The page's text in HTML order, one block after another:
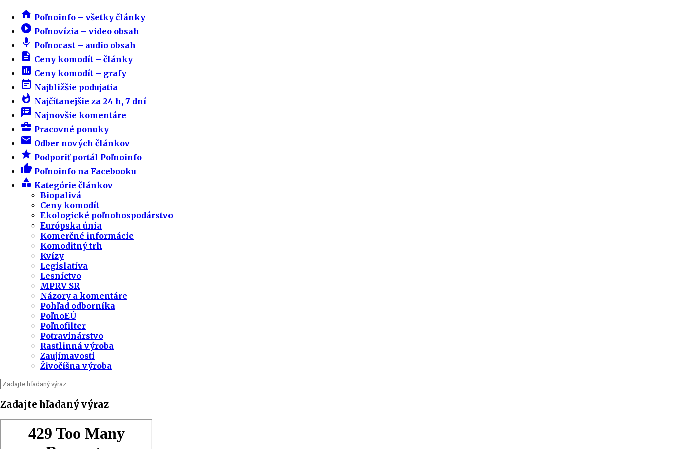
home Poľnoinfo – všetky články
play_circle_filled Poľnovízia – video obsah
mic Poľnocast – audio obsah
description Ceny komodít – články
insert_chart Ceny komodít – grafy
event_note Najbližšie podujatia
whatshot Najčítanejšie za 24 h, 7 dní
speaker_notes Najnovšie komentáre
business_center Pracovné ponuky
email Odber nových článkov
star Podporiť portál Poľnoinfo
thumb_up Poľnoinfo na Facebooku
category Kategórie článkov
Biopalivá
Ceny komodít
Ekologické poľnohospodárstvo
Európska únia
Komerčné informácie
Komoditný trh
Kvízy
Legislatíva
Lesníctvo
MPRV SR
Názory a komentáre
Pohľad odborníka
PoľnoEÚ
Poľnofilter
Potravinárstvo
Rastlinná výroba
Zaujímavosti
Živočíšna výroba
Zadajte hľadaný výraz